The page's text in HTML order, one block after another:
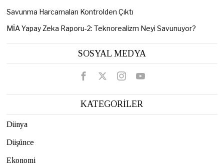
Savunma Harcamaları Kontrolden Çıktı
MİA Yapay Zeka Raporu-2: Teknorealizm Neyi Savunuyor?
SOSYAL MEDYA
KATEGORİLER
Dünya
Düşünce
Ekonomi